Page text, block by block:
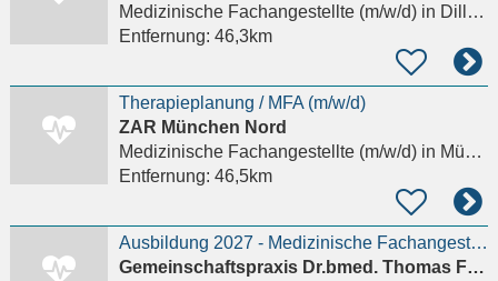
Medizinische Fachangestellte (m/w/d)in Dillingen an der Donau, Hausen
Entfernung: 46,3km
Therapieplanung / MFA (m/w/d)
ZAR München Nord
Medizinische Fachangestellte (m/w/d)in München, Schwabing-West
Entfernung: 46,5km
Ausbildung 2027 - Medizinische Fachangestellte (m/w/d)
Gemeinschaftspraxis Dr.bmed. Thomas Fischer - Dr. med.univ. Julia Treff